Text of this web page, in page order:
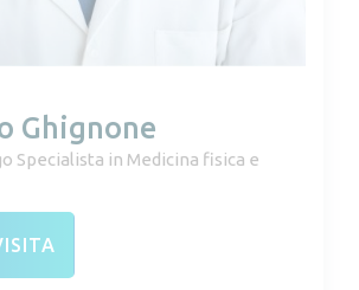
Ghignone
Specialista in Medicina fisica e